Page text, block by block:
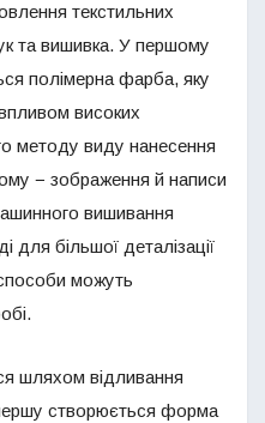
текстильних
та вишивка. У першому
полімерна фарба, яку
високих
методу виду нанесення
− зображення й написи
вишивання
для більшої деталізації
можуть
шляхом відливання
створюється форма